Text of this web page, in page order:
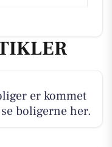
er kommet
boligerne her.